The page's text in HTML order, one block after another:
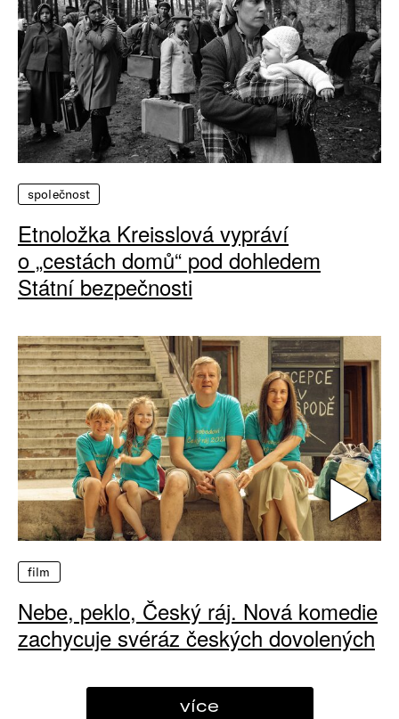
společnost
Etnoložka Kreisslová vypráví
o „cestách domů“ pod dohledem
Státní bezpečnosti
film
Nebe, peklo, Český ráj. Nová komedie
zachycuje svéráz českých dovolených
více